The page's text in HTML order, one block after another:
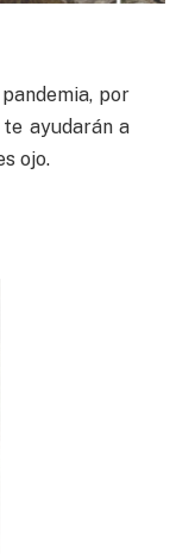
por
ayudarán a
ojo.